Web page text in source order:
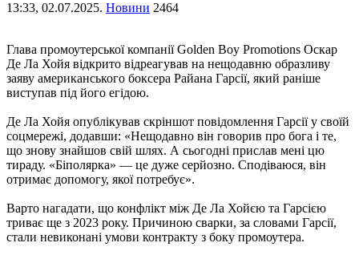
13:33, 02.07.2025. Новини 2464
Глава промоутерської компанії Golden Boy Promotions Оскар
Де Ла Хойя відкрито відреагував на нещодавню образливу
заяву американського боксера Райана Гарсії, який раніше
виступав під його егідою.
Де Ла Хойя опублікував скріншот повідомлення Гарсії у своїй
соцмережі, додавши: «Нещодавно він говорив про бога і те,
що знову знайшов свій шлях. А сьогодні прислав мені цю
тираду. «Біполярка» — це дуже серйозно. Сподіваюся, він
отримає допомогу, якої потребує».
Варто нагадати, що конфлікт між Де Ла Хойєю та Гарсією
триває ще з 2023 року. Причиною сварки, за словами Гарсії,
стали невиконані умови контракту з боку промоутера.